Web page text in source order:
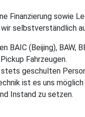
Finanzierung sowie
selbstverständlich
BAIC (Beijing), BAW,
Fahrzeugen.
geschulten
ist es uns
Instand zu setzen.